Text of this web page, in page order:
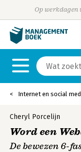
Op werkdagen
Internet en social
Cheryl Porcelijn
Word een
De bewezen 6-